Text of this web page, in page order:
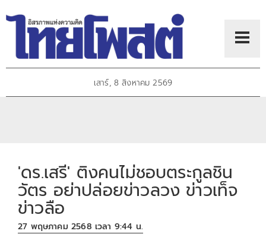
เสาร์, 8 สิงหาคม 2569
'ดร.เสรี' ติงคนไม่ชอบตระกูลชิน
วัตร อย่าปล่อยข่าวลวง ข่าวเท็จ
ข่าวลือ
27 พฤษภาคม 2568 เวลา 9:44 น.